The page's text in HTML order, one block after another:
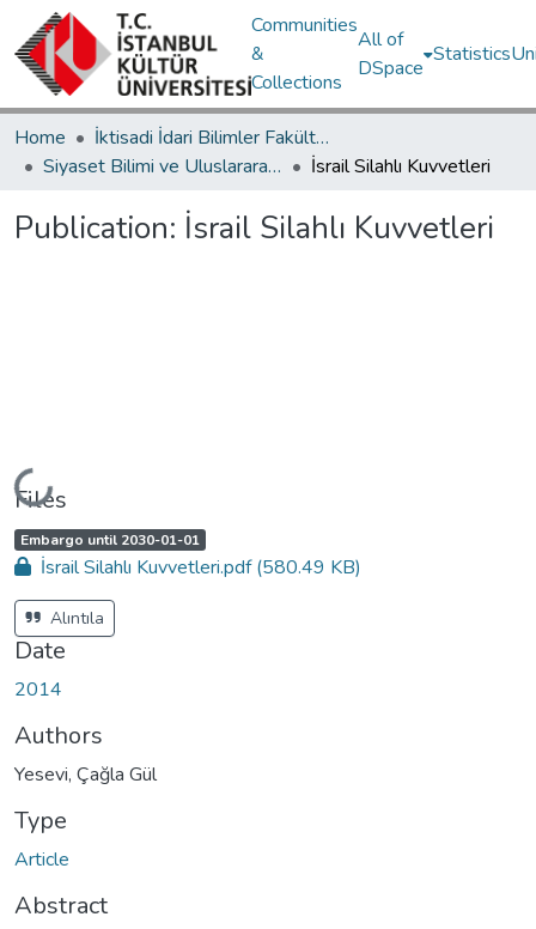
Communities
&
Collections
All of
DSpace
Statistics
Home
İktisadi İdari Bilimler Fakültesi / Faculty of Economics and Administrative Sciences
Siyaset Bilimi ve Uluslararası İlişkiler Bölümü / Department of Political Science and International Relations
İsrail Silahlı Kuvvetleri
Publication: İsrail Silahlı Kuvvetleri
Loading...
Files
A
c
c
e
s
s
s
t
a
u
s
Embargo until 2030-01-01,
İsrail Silahlı Kuvvetleri.pdf(580.49 KB)
Alıntıla
Date
2014
Authors
Yesevi, Çağla Gül
Type
Article
Abstract